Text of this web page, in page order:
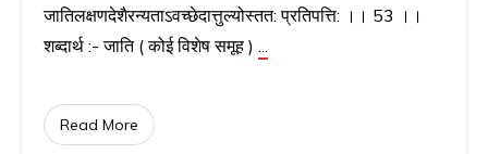
जातिलक्षणदेशैरन्यताऽवच्छेदात्तुल्योस्तत: प्रतिपत्ति: ।। 53 ।।
शब्दार्थ :- जाति ( कोई विशेष समूह ) ...
Read More